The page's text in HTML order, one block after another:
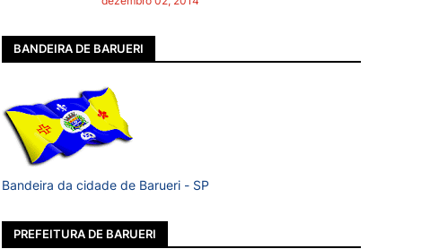
BANDEIRA DE BARUERI
Bandeira da cidade de Barueri - SP
PREFEITURA DE BARUERI